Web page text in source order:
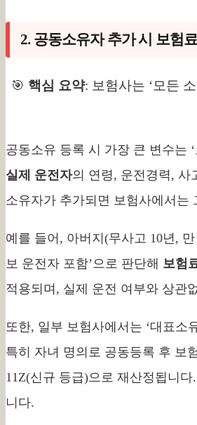
2. 공동소유자 추가 시 보험
🎯 핵심 요약: 보험사는 ‘모든
공동소유 등록 시 가장 큰 변수는
실제 운전자의 연령, 운전경력, 사
소유자가 추가되면 보험사에서는
예를 들어, 아버지(무사고 10년,
보 운전자 포함’으로 판단해 보험
적용되며, 실제 운전 여부와 상관
또한, 일부 보험사에서는 ‘대표소
특히 자녀 명의로 공동등록 후 보
11Z(신규 등급)으로 재산정됩니
니다.